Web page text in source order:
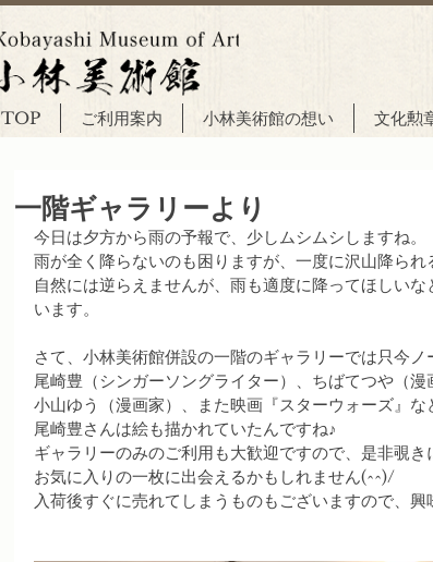
TOP ご利用案内 小林美術館の想い 文化勲
一階ギャラリーより
今日は夕方から雨の予報で、少しムシムシしますね。
雨が全く降らないのも困りますが、一度に沢山降られ
自然には逆らえませんが、雨も適度に降ってほしい
います。
さて、小林美術館併設の一階のギャラリーでは只今ノ
尾崎豊（シンガーソングライター）、ちばてつや（漫
小山ゆう（漫画家）、また映画『スターウォーズ』な
尾崎豊さんは絵も描かれていたんですね♪
ギャラリーのみのご利用も大歓迎ですので、是非覗き
お気に入りの一枚に出会えるかもしれません(^^)/
入荷後すぐに売れてしまうものもございますので、興